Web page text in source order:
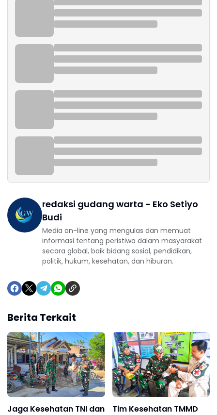
redaksi gudang warta - Eko Setiyo
Budi
Media on-line yang mengulas dan memuat
informasi tentang peristiwa dalam masyarakat
secara global, baik bidang sosial, pendidikan,
politik, hukum, kesehatan, dan hiburan.
Berita Terkait
Jaga Kesehatan TNI dan
Tim Kesehatan TMMD